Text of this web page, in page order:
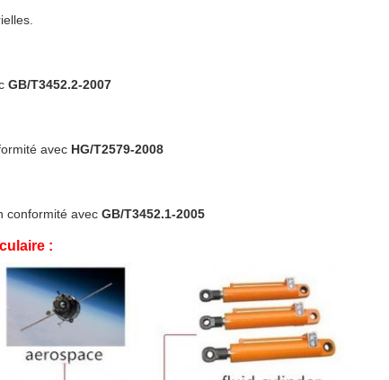
GB/T3452.2-2007
avec HG/T2579-2008
conformité avec GB/T3452.1-2005
: